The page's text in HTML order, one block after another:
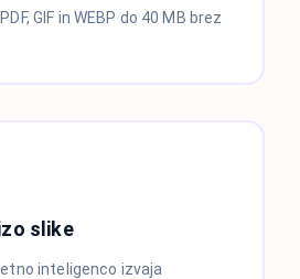
GIF in WEBP do 40 MB brez
slike
inteligenco izvaja